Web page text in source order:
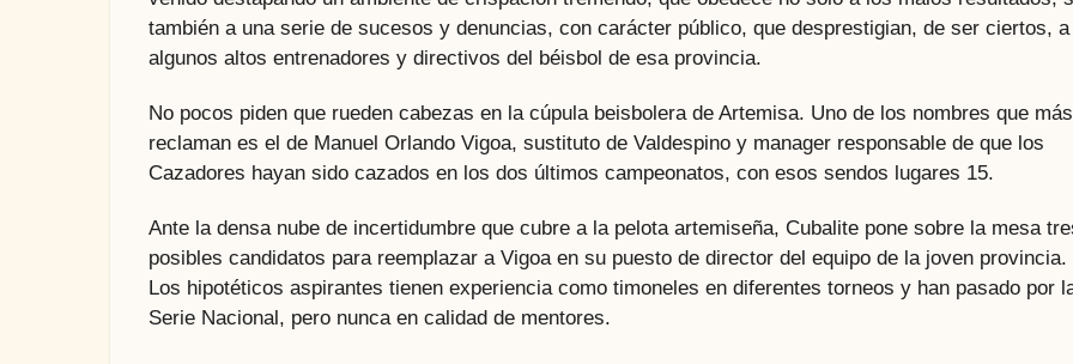
también a una serie de sucesos y denuncias, con carácter público, que desprestigian, de ser ciertos, a
algunos altos entrenadores y directivos del béisbol de esa provincia.
No pocos piden que rueden cabezas en la cúpula beisbolera de Artemisa. Uno de los nombres que más
reclaman es el de Manuel Orlando Vigoa, sustituto de Valdespino y manager responsable de que los
Cazadores hayan sido cazados en los dos últimos campeonatos, con esos sendos lugares 15.
Ante la densa nube de incertidumbre que cubre a la pelota artemiseña, Cubalite pone sobre la mesa
posibles candidatos para reemplazar a Vigoa en su puesto de director del equipo de la joven provincia.
Los hipotéticos aspirantes tienen experiencia como timoneles en diferentes torneos y han pasado por
Serie Nacional, pero nunca en calidad de mentores.